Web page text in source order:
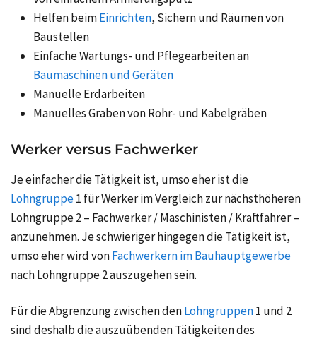
Helfen beimEinrichten, Sichern und Räumen von
Baustellen
Einfache Wartungs- und Pflegearbeiten an
Baumaschinen und Geräten
Manuelle Erdarbeiten
Manuelles Graben von Rohr- und Kabelgräben
Werker versus Fachwerker
Je einfacher die Tätigkeit ist, umso eher ist die
Lohngruppe1 für Werker im Vergleich zur nächsthöheren
Lohngruppe 2 – Fachwerker / Maschinisten / Kraftfahrer –
anzunehmen. Je schwieriger hingegen die Tätigkeit ist,
umso eher wird vonFachwerkern im Bauhauptgewerbe
nach Lohngruppe 2 auszugehen sein.
Für die Abgrenzung zwischen denLohngruppen1 und 2
sind deshalb die auszuübenden Tätigkeiten des